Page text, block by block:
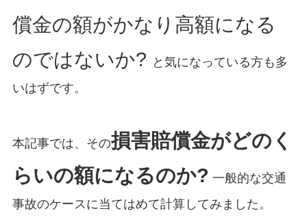
償金の額がかなり高額になる
のではないか? と気になっている方も多
いはずです。
本記事では、その損害賠償金がどのく
らいの額になるのか? 一般的な交通
事故のケースに当てはめて計算してみました。